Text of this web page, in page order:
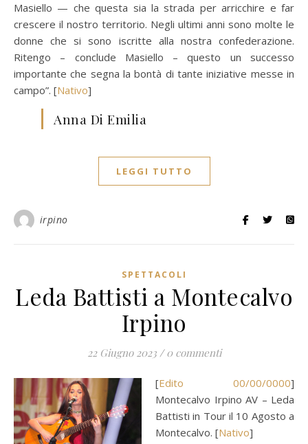
Masiello — che questa sia la strada per arricchire e far
crescere il nostro territorio. Negli ultimi anni sono molte le
donne che si sono iscritte alla nostra confederazione.
Ritengo – conclude Masiello – questo un successo
importante che segna la bontà di tante iniziative messe in
campo”. [Nativo]
Anna Di Emilia
LEGGI TUTTO
irpino
SPETTACOLI
Leda Battisti a Montecalvo
Irpino
22 Giugno 2023 / 0 commenti
[ Edito 00/00/0000]
Montecalvo Irpino AV – Leda
Battisti in Tour il 10 Agosto a
Montecalvo. [Nativo]